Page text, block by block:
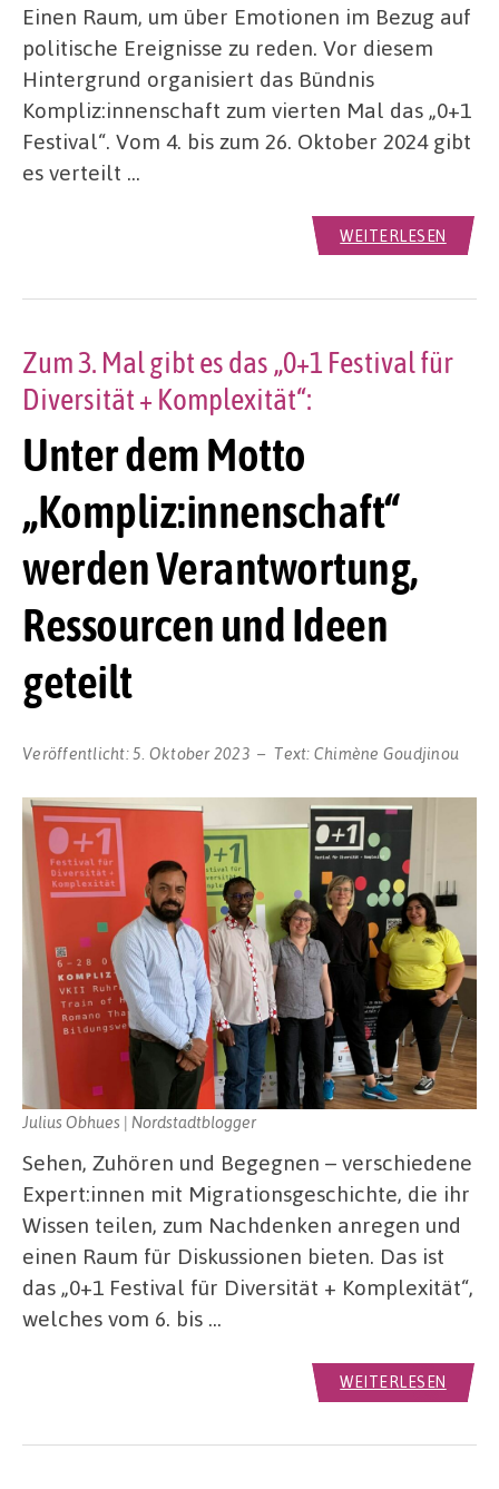
Einen Raum, um über Emotionen im Bezug auf
politische Ereignisse zu reden. Vor diesem
Hintergrund organisiert das Bündnis
Kompliz:innenschaft zum vierten Mal das „0+1
Festival“. Vom 4. bis zum 26. Oktober 2024 gibt
es verteilt …
WEITERLESEN
Unter dem Motto
„Kompliz:innenschaft“
werden Verantwortung,
Ressourcen und Ideen
geteilt
Zum 3. Mal gibt es das „0+1 Festival für
Diversität + Komplexität“:
Veröffentlicht:5. Oktober 2023 Text: Chimène Goudjinou
Julius Obhues | Nordstadtblogger
Sehen, Zuhören und Begegnen – verschiedene
Expert:innen mit Migrationsgeschichte, die ihr
Wissen teilen, zum Nachdenken anregen und
einen Raum für Diskussionen bieten. Das ist
das „0+1 Festival für Diversität + Komplexität“,
welches vom 6. bis …
WEITERLESEN